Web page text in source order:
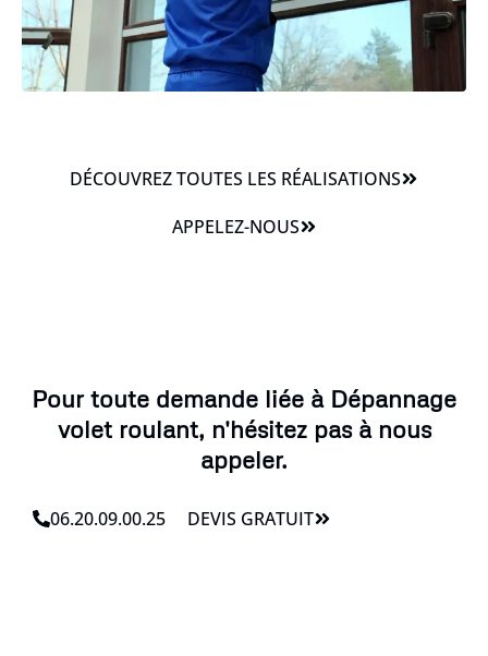
DÉCOUVREZ TOUTES LES RÉALISATIONS
APPELEZ-NOUS
Pour toute demande liée à Dépannage
volet roulant, n'hésitez pas à nous
appeler.
06.20.09.00.25 DEVIS GRATUIT